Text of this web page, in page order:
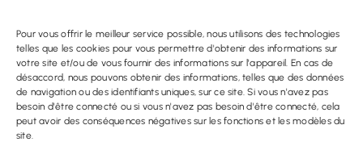
Pour vous offrir le meilleur service possible, nous utilisons des technologies
telles que les cookies pour vous permettre d'obtenir des informations sur
votre site et/ou de vous fournir des informations sur l'appareil. En cas de
désaccord, nous pouvons obtenir des informations, telles que des données
de navigation ou des identifiants uniques, sur ce site. Si vous n'avez pas
besoin d'être connecté ou si vous n'avez pas besoin d'être connecté, cela
peut avoir des conséquences négatives sur les fonctions et les modèles du
site.
Prenez rendez-vous
Contactez nous